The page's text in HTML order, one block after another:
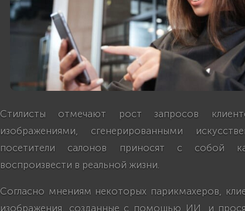
Стилисты отмечают рост запросов
изображениями, сгенерированными
посетители салонов приносят с собой
воспроизвести в реальной жизни.
Согласно мнениям некоторых парикмахеров,
изображения, созданные с помощью ИИ, и